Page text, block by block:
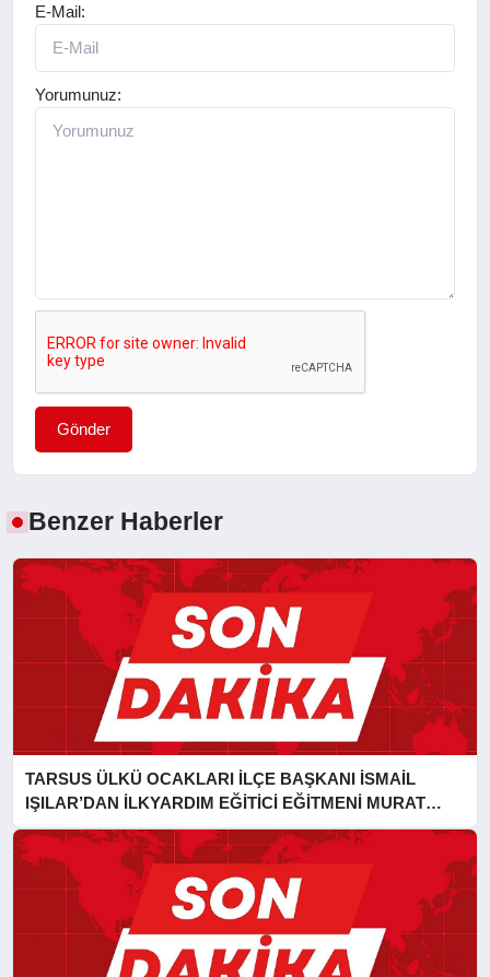
E-Mail:
Yorumunuz:
Gönder
Benzer Haberler
TARSUS ÜLKÜ OCAKLARI İLÇE BAŞKANI İSMAİL
IŞILAR’DAN İLKYARDIM EĞİTİCİ EĞİTMENİ MURAT
CAN FİDAN’A ZİYARET